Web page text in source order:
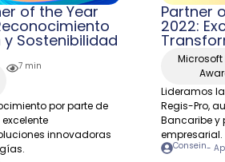
of the Year
Sostenibilidad
7 min
por parte de
innovadoras
Partner
2022:
Microsoft
Lideramos
Regis-Pro,
Bancaribe y
empresarial.
Consein-